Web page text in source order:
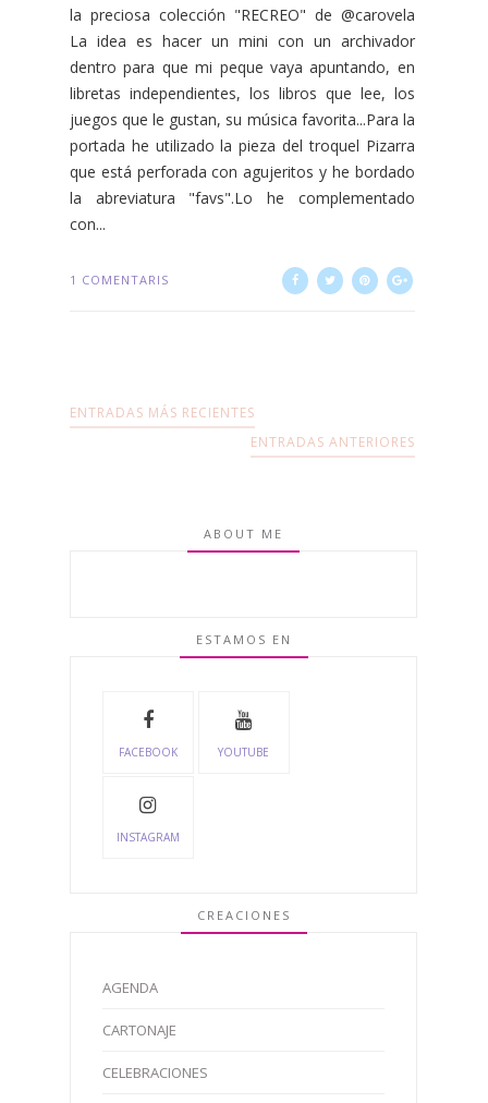
la preciosa colección "RECREO" de @carovela
La idea es hacer un mini con un archivador
dentro para que mi peque vaya apuntando, en
libretas independientes, los libros que lee, los
juegos que le gustan, su música favorita...Para la
portada he utilizado la pieza del troquel Pizarra
que está perforada con agujeritos y he bordado
la abreviatura "favs".Lo he complementado
con...
1 COMENTARIS
ENTRADAS MÁS RECIENTES
ENTRADAS ANTERIORES
ABOUT ME
ESTAMOS EN
FACEBOOK YOUTUBE
INSTAGRAM
CREACIONES
AGENDA
CARTONAJE
CELEBRACIONES